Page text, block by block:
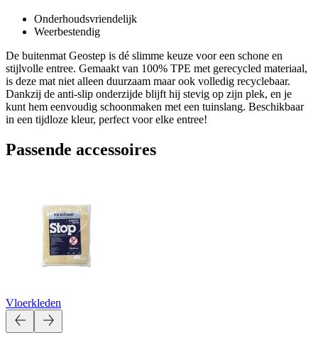
Onderhoudsvriendelijk
Weerbestendig
De buitenmat Geostep is dé slimme keuze voor een schone en
stijlvolle entree. Gemaakt van 100% TPE met gerecycled materiaal,
is deze mat niet alleen duurzaam maar ook volledig recyclebaar.
Dankzij de anti-slip onderzijde blijft hij stevig op zijn plek, en je
kunt hem eenvoudig schoonmaken met een tuinslang. Beschikbaar
in een tijdloze kleur, perfect voor elke entree!
Passende accessoires
Vloerkleden